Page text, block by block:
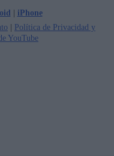
| iPhone
| Política de Privacidad y
YouTube